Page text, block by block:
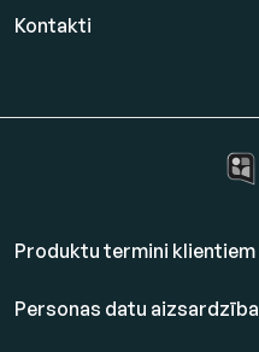
Kontakti
Produktu termini klientiem
Personas datu aizsardzība